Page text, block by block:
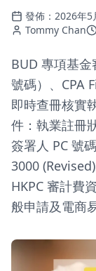
發佈： 2026年5
Tommy Chan
BUD 專項基
號碼）、CPA
即時查冊核實
件：執業註冊
簽署人 PC 號
3000
HKPC 審計費
般申請及電商